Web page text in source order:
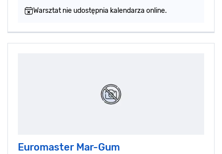
Warsztat nie udostępnia kalendarza online.
Euromaster Mar-Gum